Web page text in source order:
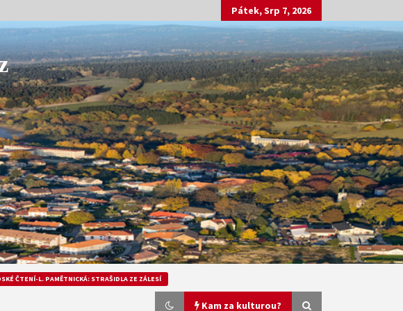
Pátek, Srp 7, 2026
ČTENÍ-L. PAMĚTNICKÁ: STRAŠIDLA ZE ZÁLESÍ
Kam za kulturou?